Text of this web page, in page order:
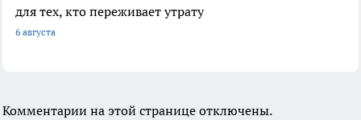
для тех, кто переживает утрату
6 августа
Комментарии на этой странице отключены.